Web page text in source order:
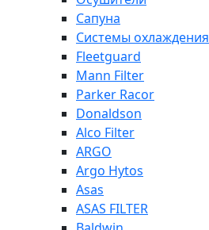
Сапуна
Системы охлаждения
Fleetguard
Mann Filter
Parker Racor
Donaldson
Alco Filter
ARGO
Argo Hytos
Asas
ASAS FILTER